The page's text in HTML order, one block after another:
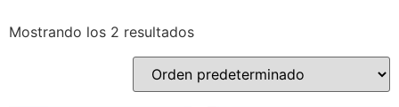
Mostrando los 2 resultados